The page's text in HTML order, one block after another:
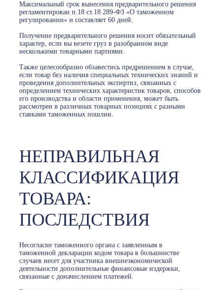
Максимальный срок вынесения предварительного решения
регламентирован п.18 ст.18 289-ФЗ «О таможенном
регулировании» и составляет 60 дней.
Получение предварительного решения носит обязательный
характер, если вы везете груз в разобранном виде
несколькими товарными партиями.
Также целесообразно обзавестись предрешением в случае,
если товар без наличия специальных технических знаний и
проведения дополнительных экспертиз, связанных с
определением технических характеристик товаров, способов
его производства и области применения, может быть
рассмотрен в различных товарных позициях с разными
ставками таможенных пошлин.
НЕПРАВИЛЬНАЯ
КЛАССИФИКАЦИЯ
ТОВАРА:
ПОСЛЕДСТВИЯ
Несогласие таможенного органа с заявленным в
таможенной декларации кодом товара в большинстве
случаев несет для участника внешнеэкономической
деятельности дополнительные финансовые издержки,
связанные с доначислением платежей.